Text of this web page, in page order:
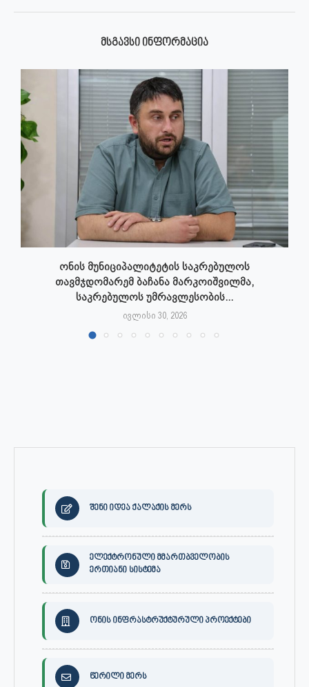
ᲛᲡᲒᲐᲕᲡᲘ ᲘᲜᲤᲝᲠᲛᲐᲪᲘᲐ
ონის მუნიციპალიტეტის საკრებულოს
თავმჯდომარემ ბაჩანა მარკოიშვილმა,
საკრებულოს უმრავლესობის...
ივლისი 30, 2026
შენი იდეა ქალაქის მერს
ელექტრონული მმართბველობის
ერთიანი სისტემა
ონის ინფრასტრუქტურული პროექტები
წერილი მერს